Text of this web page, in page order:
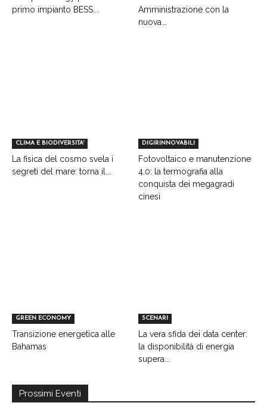
primo impianto BESS...
Amministrazione con la
nuova...
CLIMA E BIODIVERSITA'
La fisica del cosmo svela i
segreti del mare: torna il...
DIGIRINNOVABILI
Fotovoltaico e manutenzione
4.0: la termografia alla
conquista dei megagradi
cinesi
GREEN ECONOMY
Transizione energetica alle
Bahamas
SCENARI
La vera sfida dei data center:
la disponibilità di energia
supera...
Prossimi Eventi